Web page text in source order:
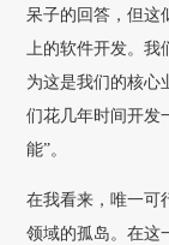
呆子的回答，但这
上的软件开发。
为这是我们的核心
们花几年时间开发
能”。
在我看来，唯一可
领域的孤岛。在这